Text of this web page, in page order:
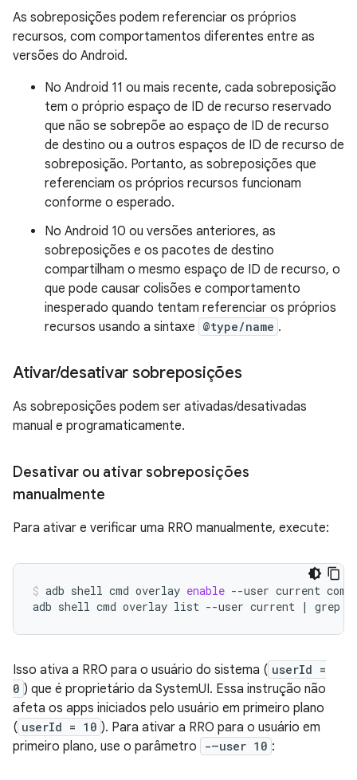
As sobreposições podem referenciar os próprios
recursos, com comportamentos diferentes entre as
versões do Android.
No Android 11 ou mais recente, cada sobreposição
tem o próprio espaço de ID de recurso reservado
que não se sobrepõe ao espaço de ID de recurso
de destino ou a outros espaços de ID de recurso de
sobreposição. Portanto, as sobreposições que
referenciam os próprios recursos funcionam
conforme o esperado.
No Android 10 ou versões anteriores, as
sobreposições e os pacotes de destino
compartilham o mesmo espaço de ID de recurso, o
que pode causar colisões e comportamento
inesperado quando tentam referenciar os próprios
recursos usando a sintaxe @type/name .
Ativar/desativar sobreposições
As sobreposições podem ser ativadas/desativadas
manual e programaticamente.
Desativar ou ativar sobreposições
manualmente
Para ativar e verificar uma RRO manualmente, execute:
adb shell cmd overlay enable --user current
adb shell cmd overlay list --user current | grep
Isso ativa a RRO para o usuário do sistema ( userId =
0 ) que é proprietário da SystemUI. Essa instrução não
afeta os apps iniciados pelo usuário em primeiro plano
( userId = 10 ). Para ativar a RRO para o usuário em
primeiro plano, use o parâmetro
-–user 10 :